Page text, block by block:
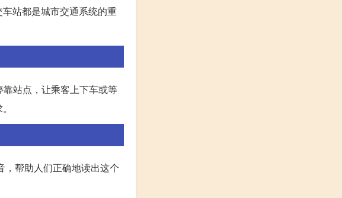
站都是城市交通系统的重
站点，让乘客上下车或等
，帮助人们正确地读出这个